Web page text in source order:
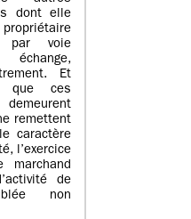
dont elle
par voie
échange,
Et
que ces
remettent
caractère
l’exercice
marchand
de
non